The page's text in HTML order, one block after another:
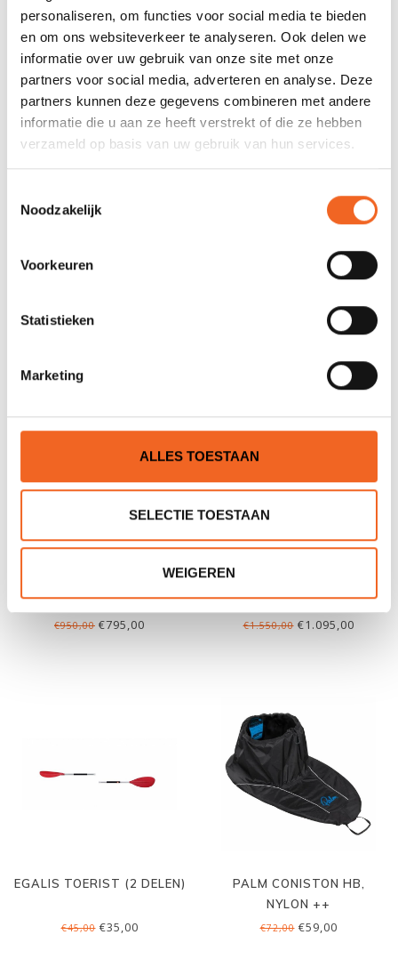
personaliseren, om functies voor social media te bieden
en om ons websiteverkeer te analyseren. Ook delen we
informatie over uw gebruik van onze site met onze
partners voor social media, adverteren en analyse. Deze
partners kunnen deze gegevens combineren met andere
informatie die u aan ze heeft verstrekt of die ze hebben
verzameld op basis van uw gebruik van hun services.
Noodzakelijk
Voorkeuren
Statistieken
Marketing
ALLES TOESTAAN
SELECTIE TOESTAAN
WEIGEREN
Gewicht: 24 kg
120 kg
REVIEWS
RAINBOW OASIS 430 MAX
LUXE
€950,00 €795,00
PERCEPTION EXPRESSION
14, SCHEG
€1.550,00€1.095,00
EGALIS TOERIST (2 DELEN)
€45,00€35,00
PALM CONISTON HB,
NYLON ++
€72,00€59,00